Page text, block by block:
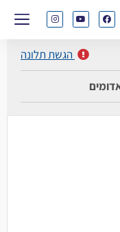
הגשת תלונה